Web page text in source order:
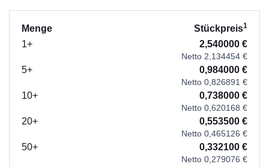
Menge Stückpreis1
1+ 2,540000 €
Netto 2,134454 €
5+ 0,984000 €
Netto 0,826891 €
10+ 0,738000 €
Netto 0,620168 €
20+ 0,553500 €
Netto 0,465126 €
50+ 0,332100 €
Netto 0,279076 €